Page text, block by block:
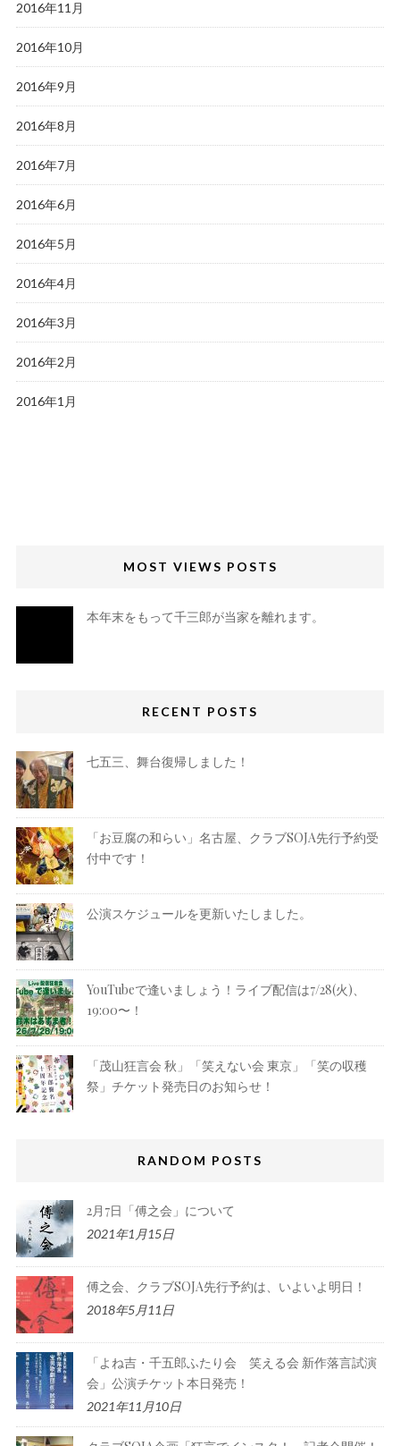
2016年11月
2016年10月
2016年9月
2016年8月
2016年7月
2016年6月
2016年5月
2016年4月
2016年3月
2016年2月
2016年1月
MOST VIEWS POSTS
本年末をもって千三郎が当家を離れます。
RECENT POSTS
七五三、舞台復帰しました！
「お豆腐の和らい」名古屋、クラブSOJA先行予約受
付中です！
公演スケジュールを更新いたしました。
YouTubeで逢いましょう！ライブ配信は7/28(火)、
19:00〜！
「茂山狂言会 秋」「笑えない会 東京」「笑の収穫
祭」チケット発売日のお知らせ！
RANDOM POSTS
2月7日「傅之会」について
2021年1月15日
傅之会、クラブSOJA先行予約は、いよいよ明日！
2018年5月11日
「よね吉・千五郎ふたり会 笑える会 新作落言試演
会」公演チケット本日発売！
2021年11月10日